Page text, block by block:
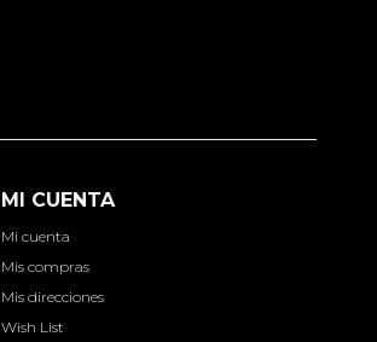
MI CUENTA
Mi cuenta
Mis compras
Mis direcciones
Wish List